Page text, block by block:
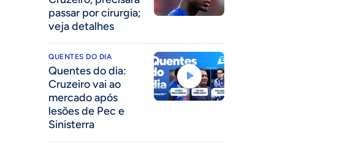
passar por cirurgia;
veja detalhes
QUENTES DO DIA
Quentes do dia:
Cruzeiro vai ao
mercado após
lesões de Pec e
Sinisterra